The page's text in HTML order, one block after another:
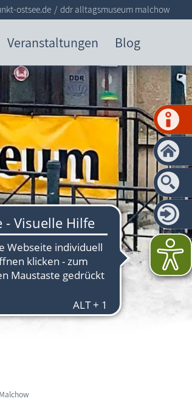
Veranstaltungen Blog
ostsee.de ddr alltagsmuseum malchow